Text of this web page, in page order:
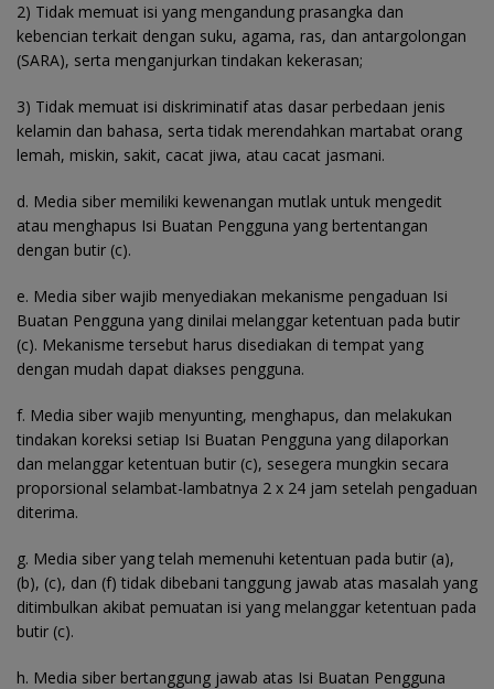
2) Tidak memuat isi yang mengandung prasangka dan
kebencian terkait dengan suku, agama, ras, dan antargolongan
(SARA), serta menganjurkan tindakan kekerasan;
3) Tidak memuat isi diskriminatif atas dasar perbedaan jenis
kelamin dan bahasa, serta tidak merendahkan martabat orang
lemah, miskin, sakit, cacat jiwa, atau cacat jasmani.
d. Media siber memiliki kewenangan mutlak untuk mengedit
atau menghapus Isi Buatan Pengguna yang bertentangan
dengan butir (c).
e. Media siber wajib menyediakan mekanisme pengaduan Isi
Buatan Pengguna yang dinilai melanggar ketentuan pada butir
(c). Mekanisme tersebut harus disediakan di tempat yang
dengan mudah dapat diakses pengguna.
f. Media siber wajib menyunting, menghapus, dan melakukan
tindakan koreksi setiap Isi Buatan Pengguna yang dilaporkan
dan melanggar ketentuan butir (c), sesegera mungkin secara
proporsional selambat-lambatnya 2 x 24 jam setelah pengaduan
diterima.
g. Media siber yang telah memenuhi ketentuan pada butir (a),
(b), (c), dan (f) tidak dibebani tanggung jawab atas masalah yang
ditimbulkan akibat pemuatan isi yang melanggar ketentuan pada
butir (c).
h. Media siber bertanggung jawab atas Isi Buatan Pengguna